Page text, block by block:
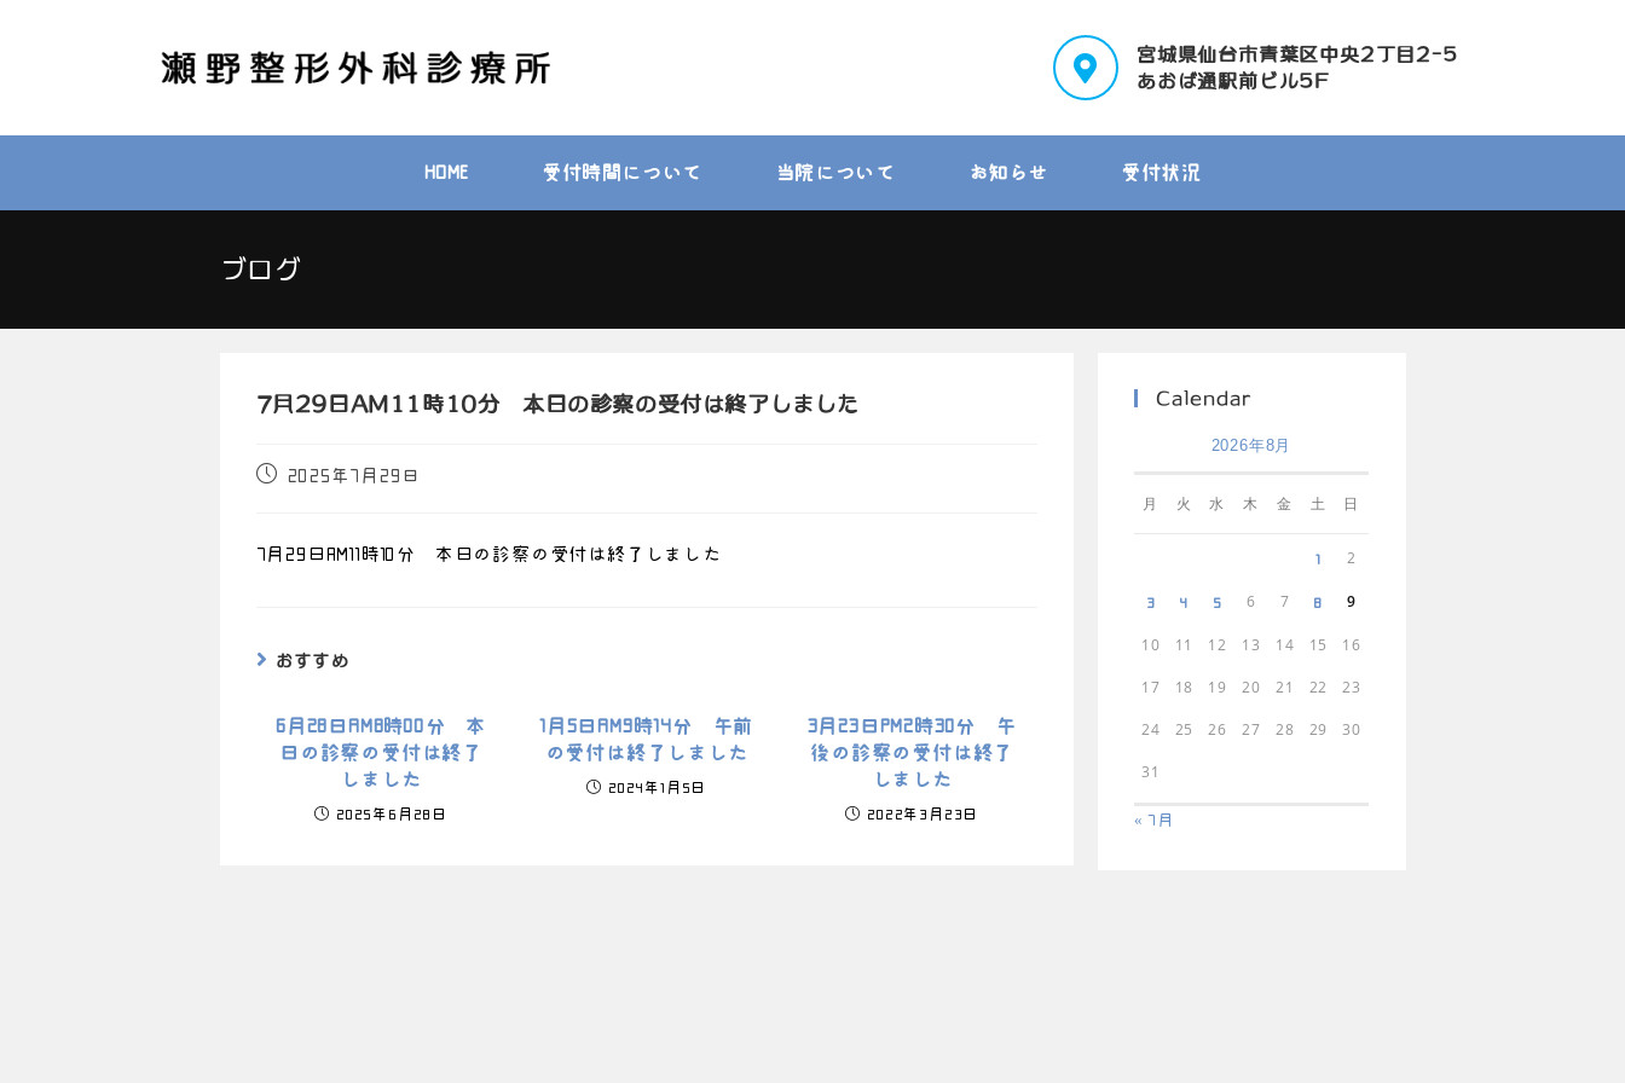
宮城県仙台市青葉区中央2丁目2-5
あおば通駅前ビル5F
HOME 受付時間について 当院について お知らせ 受付状況
ブログ
7月29日AM11時10分 本日の診察の受付は終了しました
2025年7月29日
7月29日AM11時10分 本日の診察の受付は終了しました
おすすめ
6月28日AM8時00分 本
日の診察の受付は終了
しました
2025年6月28日
1月5日AM9時14分 午前
の受付は終了しました
2024年1月5日
3月23日PM2時30分 午
後の診察の受付は終了
しました
2022年3月23日
Calendar
2026年8月
月 火 水 木 金 土 日
1 2
3 4 5 6 7 8 9
10 11 12 13 14 15 16
17 18 19 20 21 22 23
24 25 26 27 28 29 30
31
« 7月